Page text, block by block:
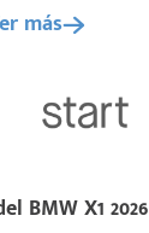
BMW X1 2026
más